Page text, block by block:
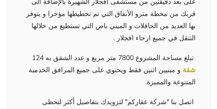
قربك من محطة مترو الأنفاق التي تم تخطيطها مؤخرا و يتوفر
بها العديد من الحافلات و الميني باص التي تستطيع من خلالها
التنقل في جميع ارجاء افجلار .
تبلغ مساحة المشروع 7800 متر مربع و عدد الشقق به 124
شقة و مبنيين اثنين فقط ويحتوي على جميع المرافق الخدمية
المتنوعة والمميزة.
اتصل بنا "شركة عقاركم" لتزويدك بتفاصيل أكثر لتحظى